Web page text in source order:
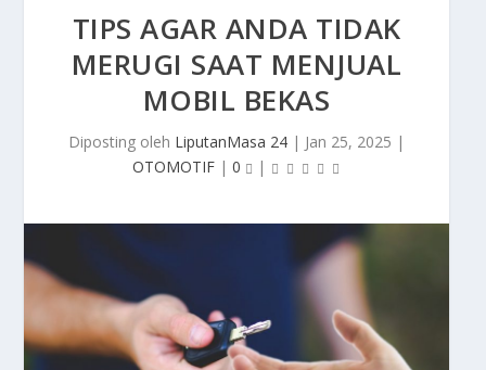
TIPS AGAR ANDA TIDAK
MERUGI SAAT MENJUAL
MOBIL BEKAS
Diposting oleh LiputanMasa 24 | Jan 25, 2025 |
OTOMOTIF| 0 |